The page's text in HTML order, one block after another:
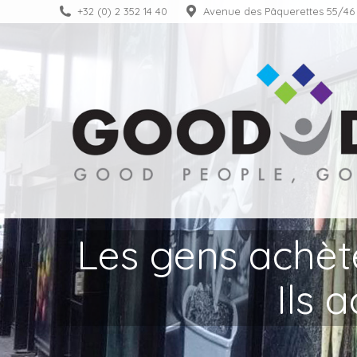
+32 (0) 2 352 14 40 Avenue des Pâquerettes 55/46
Les gens
Ils